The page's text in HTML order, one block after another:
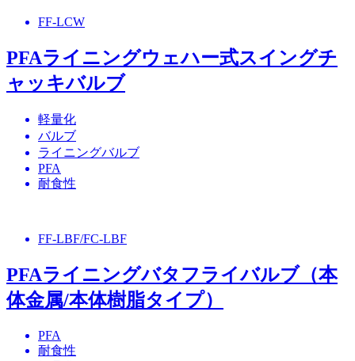
FF-LCW
PFAライニングウェハー式スイングチ
ャッキバルブ
軽量化
バルブ
ライニングバルブ
PFA
耐食性
FF-LBF/FC-LBF
PFAライニングバタフライバルブ（本
体金属/本体樹脂タイプ）
PFA
耐食性